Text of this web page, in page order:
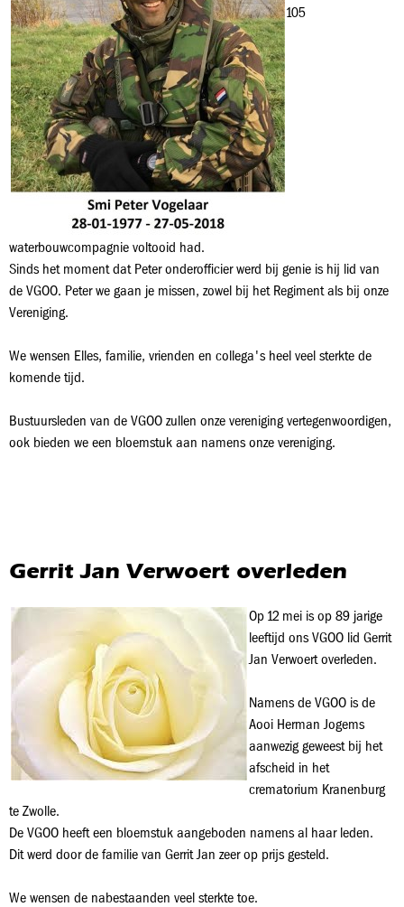
105
waterbouwcompagnie voltooid had.
Sinds het moment dat Peter onderofficier werd bij genie is hij lid van
de VGOO. Peter we gaan je missen, zowel bij het Regiment als bij onze
Vereniging.
We wensen Elles, familie, vrienden en collega's heel veel sterkte de
komende tijd.
Bustuursleden van de VGOO zullen onze vereniging vertegenwoordigen,
ook bieden we een bloemstuk aan namens onze vereniging.
Gerrit Jan Verwoert overleden
Op 12 mei is op 89 jarige
leeftijd ons VGOO lid Gerrit
Jan Verwoert overleden.
Namens de VGOO is de
Aooi Herman Jogems
aanwezig geweest bij het
afscheid in het
crematorium Kranenburg
te Zwolle.
De VGOO heeft een bloemstuk aangeboden namens al haar leden.
Dit werd door de familie van Gerrit Jan zeer op prijs gesteld.
We wensen de nabestaanden veel sterkte toe.